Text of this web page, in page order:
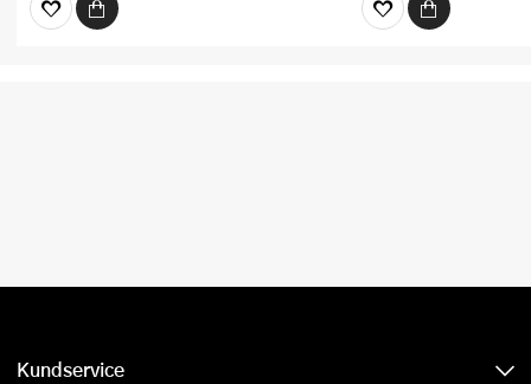
Kundservice